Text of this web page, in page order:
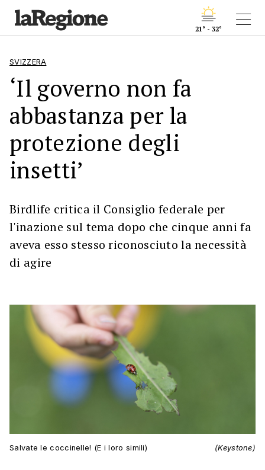
21° - 32°
SVIZZERA
‘Il governo non fa
abbastanza per la
protezione degli
insetti’
Birdlife critica il Consiglio federale per
l'inazione sul tema dopo che cinque anni fa
aveva esso stesso riconosciuto la necessità
di agire
Salvate le coccinelle! (E i loro simili) (Keystone)